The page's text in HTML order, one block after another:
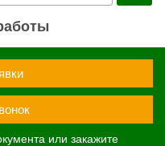
или закажите